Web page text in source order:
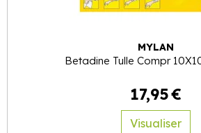
MYLAN
Betadine Tulle Compr
17,95€
Visualiser